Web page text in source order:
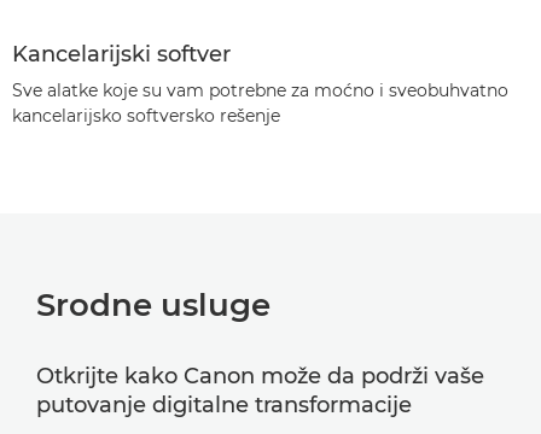
Kancelarijski softver
Sve alatke koje su vam potrebne za moćno i sveobuhvatno
kancelarijsko softversko rešenje
Srodne usluge
Otkrijte kako Canon može da podrži vaše
putovanje digitalne transformacije